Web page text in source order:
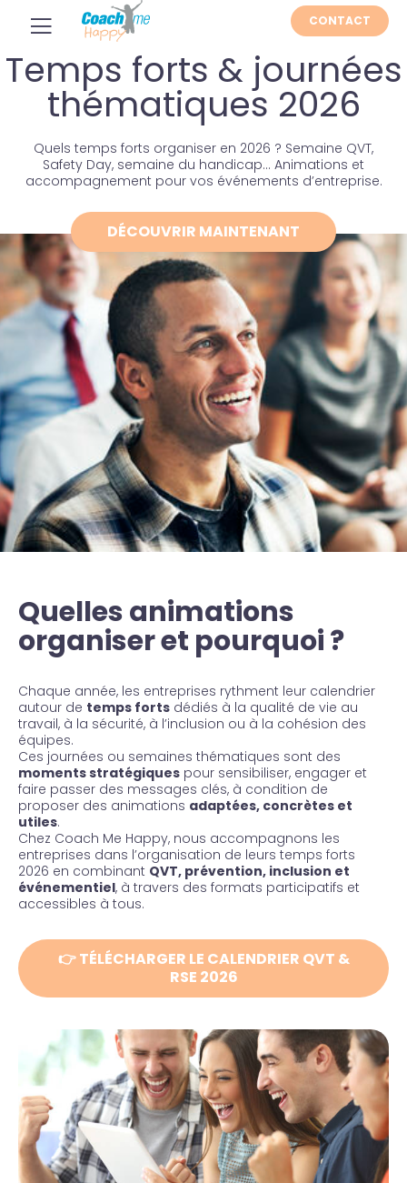
CONTACT
Temps forts & journées
thématiques 2026
Quels temps forts organiser en 2026 ? Semaine QVT,
Safety Day, semaine du handicap… Animations et
accompagnement pour vos événements d’entreprise.
DÉCOUVRIR MAINTENANT
Quelles animations
organiser et pourquoi ?
Chaque année, les entreprises rythment leur calendrier
autour de temps forts dédiés à la qualité de vie au
travail, à la sécurité, à l’inclusion ou à la cohésion des
équipes.
Ces journées ou semaines thématiques sont des
moments stratégiques pour sensibiliser, engager et
faire passer des messages clés, à condition de
proposer des animations adaptées, concrètes et
utiles.
Chez Coach Me Happy, nous accompagnons les
entreprises dans l’organisation de leurs temps forts
2026 en combinant QVT, prévention, inclusion et
événementiel, à travers des formats participatifs et
accessibles à tous.
👉 TÉLÉCHARGER LE CALENDRIER QVT &
RSE 2026